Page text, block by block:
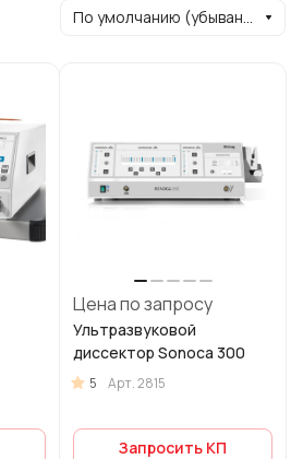
По умолчанию (убывание)
Цена по запросу
Ультразвуковой
диссектор Sonoca 300
5 Арт.2815
Запросить КП